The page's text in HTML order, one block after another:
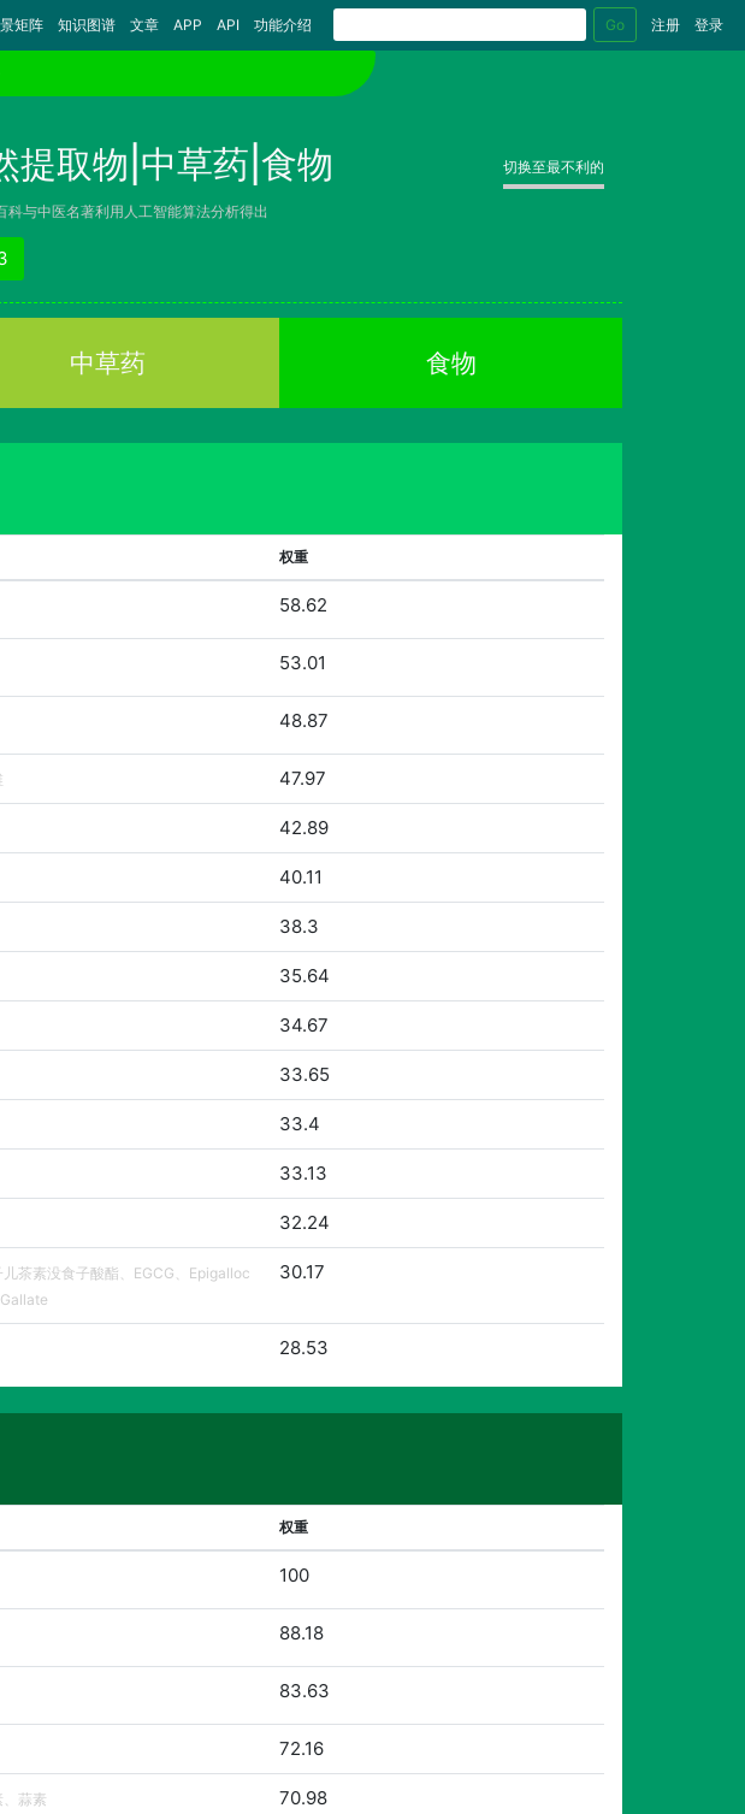
矩阵 知识图谱 文章 APP API 功能介绍 Go 注册 登录
提取物|中草药|食物 切换至最不利的
与中医名著利用人工智能算法分析得出
中草药 食物
权重
58.62
53.01
48.87
47.97
42.89
40.11
38.3
35.64
34.67
33.65
33.4
33.13
32.24
儿茶素没食子酸酯、EGCG、Epigalloc
30.17
28.53
权重
100
88.18
83.63
72.16
蒜素 70.98